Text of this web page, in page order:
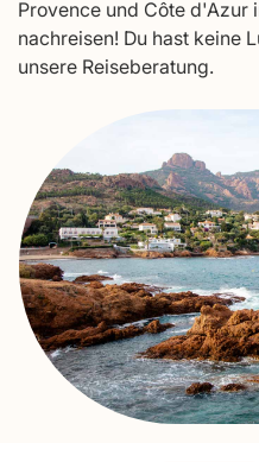
Provence und Côte d'Azur
nachreisen! Du hast keine
unsere Reiseberatung.